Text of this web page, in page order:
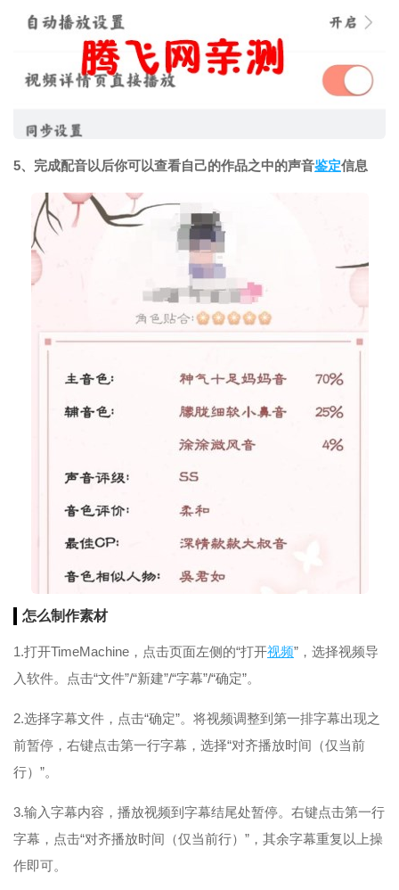
5、完成配音以后你可以查看自己的作品之中的声音鉴定信息
怎么制作素材
1.打开TimeMachine，点击页面左侧的“打开视频”，选择视频导
入软件。点击“文件”/“新建”/“字幕”/“确定”。
2.选择字幕文件，点击“确定”。将视频调整到第一排字幕出现之
前暂停，右键点击第一行字幕，选择“对齐播放时间（仅当前
行）”。
3.输入字幕内容，播放视频到字幕结尾处暂停。右键点击第一行
字幕，点击“对齐播放时间（仅当前行）”，其余字幕重复以上操
作即可。